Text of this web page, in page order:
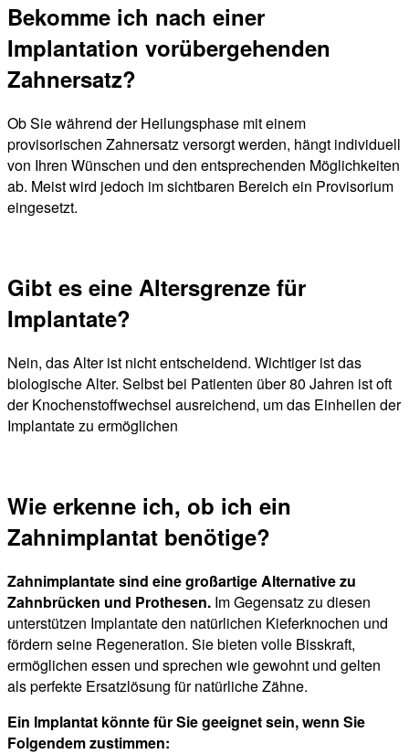
Bekomme ich nach einer
Implantation vorübergehenden
Zahnersatz?
Ob Sie während der Heilungsphase mit einem
provisorischen Zahnersatz versorgt werden, hängt individuell
von Ihren Wünschen und den entsprechenden Möglichkeiten
ab. Meist wird jedoch im sichtbaren Bereich ein Provisorium
eingesetzt.
Gibt es eine Altersgrenze für
Implantate?
Nein, das Alter ist nicht entscheidend. Wichtiger ist das
biologische Alter. Selbst bei Patienten über 80 Jahren ist oft
der Knochenstoffwechsel ausreichend, um das Einheilen der
Implantate zu ermöglichen
Wie erkenne ich, ob ich ein
Zahnimplantat benötige?
Zahnimplantate sind eine großartige Alternative zu
Zahnbrücken und Prothesen. Im Gegensatz zu diesen
unterstützen Implantate den natürlichen Kieferknochen und
fördern seine Regeneration. Sie bieten volle Bisskraft,
ermöglichen essen und sprechen wie gewohnt und gelten
als perfekte Ersatzlösung für natürliche Zähne.
Ein Implantat könnte für Sie geeignet sein, wenn Sie
Folgendem zustimmen: